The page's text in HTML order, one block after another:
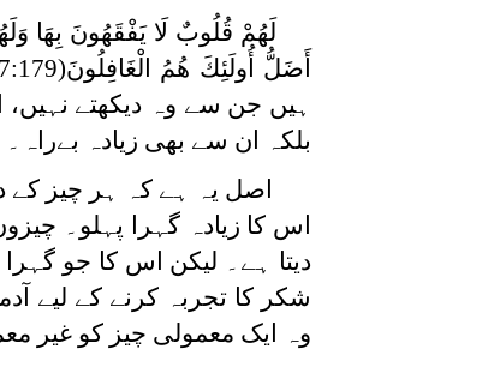
لَهُمْ قُلُوبٌ لَا يَفْقَهُونَ بِهَا
أَضَلُّ أُولَئِكَ هُمُ الْغَافِلُونَ
ہیں جن سے وہ دیکھتے
بلکہ ان سے بھی زیادہ
اصل یہ ہے کہ ہر چیز کے
اس کا زیادہ گہرا پہلو۔
دیتا ہے۔ لیکن اس کا جو
شکر کا تجربہ کرنے کے لیے
وہ ایک معمولی چیز کو غیر